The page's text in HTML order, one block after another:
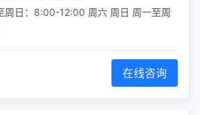
周日：8:00-12:00 周六 周日 周一至周
在线咨询